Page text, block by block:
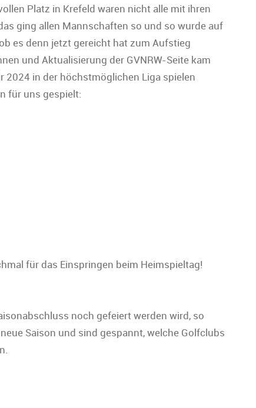
Platz in Krefeld waren nicht alle mit ihren
ging allen Mannschaften so und so wurde auf
es denn jetzt gereicht hat zum Aufstieg
und Aktualisierung der GVNRW-Seite kam
2024 in der höchstmöglichen Liga spielen
für uns gespielt:
für das Einspringen beim Heimspieltag!
noch gefeiert werden wird, so
Saison und sind gespannt, welche Golfclubs